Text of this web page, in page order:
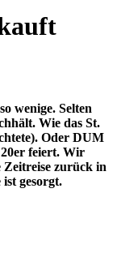
wenige. Selten
Wie das St.
Oder DUM
20er feiert. Wir
zurück in
gesorgt.